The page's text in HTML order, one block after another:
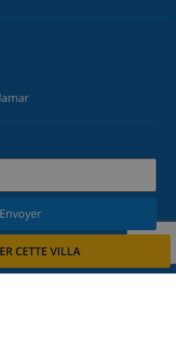
CETTE VILLA
Envoyer
et restez informé